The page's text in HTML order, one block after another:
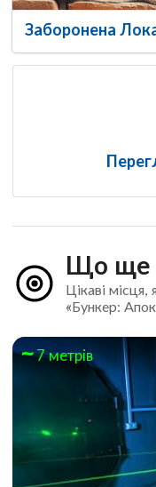
Заборонена
Що ще
Цікаві місця,
«Бункер:
7 метрів